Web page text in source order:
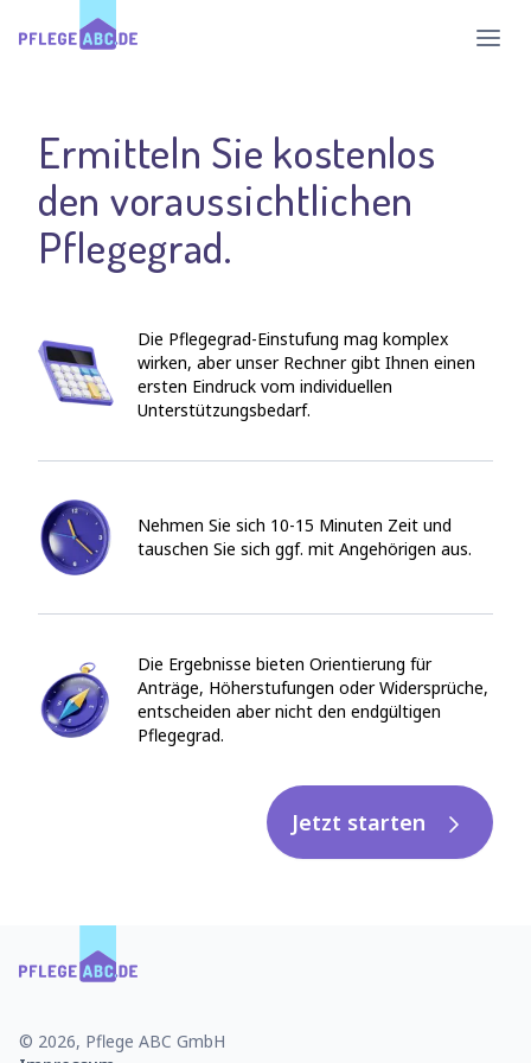
Ermitteln Sie kostenlos
den voraussichtlichen
Pflegegrad.
Die Pflegegrad-Einstufung mag komplex
wirken, aber unser Rechner gibt Ihnen einen
ersten Eindruck vom individuellen
Unterstützungsbedarf.
Nehmen Sie sich 10-15 Minuten Zeit und
tauschen Sie sich ggf. mit Angehörigen aus.
Die Ergebnisse bieten Orientierung für
Anträge, Höherstufungen oder Widersprüche,
entscheiden aber nicht den endgültigen
Pflegegrad.
Jetzt starten
© 2026, Pflege ABC GmbH